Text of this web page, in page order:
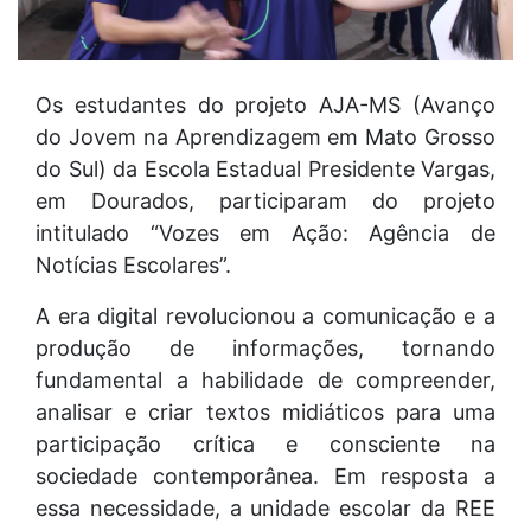
Os estudantes do projeto AJA-MS (Avanço
do Jovem na Aprendizagem em Mato Grosso
do Sul) da Escola Estadual Presidente Vargas,
em Dourados, participaram do projeto
intitulado “Vozes em Ação: Agência de
Notícias Escolares”.
A era digital revolucionou a comunicação e a
produção de informações, tornando
fundamental a habilidade de compreender,
analisar e criar textos midiáticos para uma
participação crítica e consciente na
sociedade contemporânea. Em resposta a
essa necessidade, a unidade escolar da REE